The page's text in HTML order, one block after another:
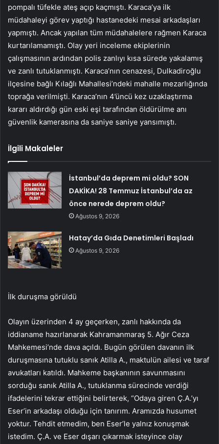
pompalı tüfekle ateş açıp kaçmıştı. Karaca’ya ilk
müdahaleyi görev yaptığı hastanedeki mesai arkadaşları
yapmıştı. Ancak yapılan tüm müdahalelere rağmen Karaca
kurtarılamamıştı. Olay yeri inceleme ekiplerinin
çalışmasının ardından polis zanlıyı kısa sürede yakalamış
ve zanlı tutuklanmıştı. Karaca’nın cenazesi, Dulkadiroğlu
ilçesine bağlı Kılağlı Mahallesi’ndeki mahalle mezarlığında
toprağa verilmişti. Karaca’nın 4’üncü kez uzaklaştırma
kararı aldırdığı gün eski eşi tarafından öldürülme anı
güvenlik kamerasına da saniye saniye yansımıştı.
İlgili Makaleler
İstanbul’da deprem mi oldu? SON
DAKİKA! 28 Temmuz İstanbul’da az
önce nerede deprem oldu?
Ağustos 9, 2026
Hatay’da Gıda Denetimleri Başladı
Ağustos 9, 2026
İlk duruşma görüldü
Olayın üzerinden 4 ay geçerken, zanlı hakkında da
iddianame hazırlanarak Kahramanmaraş 5. Ağır Ceza
Mahkemesi’nde dava açıldı. Bugün görülen davanın ilk
duruşmasına tutuklu sanık Atilla A., maktulün ailesi ve taraf
avukatları katıldı. Mahkeme başkanının savunmasını
sorduğu sanık Atilla A., tutuklanma sürecinde verdiği
ifadelerini tekrar ettiğini belirterek, “Odaya giren Ç.A.’yı
Eser’in arkadaşı olduğu için tanırım. Aramızda husumet
yoktur. Tehdit etmedim, ben Eser’le yalnız konuşmak
istedim. Ç.A. ve Eser dışarı çıkarmak isteyince olay